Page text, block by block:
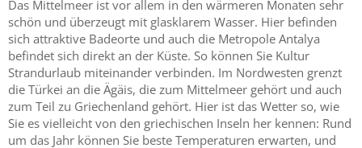
Das Mittelmeer ist vor allem in den wärmeren Monaten sehr
schön und überzeugt mit glasklarem Wasser. Hier befinden
sich attraktive Badeorte und auch die Metropole Antalya
befindet sich direkt an der Küste. So können Sie Kultur
Strandurlaub miteinander verbinden. Im Nordwesten grenzt
die Türkei an die Ägäis, die zum Mittelmeer gehört und auch
zum Teil zu Griechenland gehört. Hier ist das Wetter so, wie
Sie es vielleicht von den griechischen Inseln her kennen: Rund
um das Jahr können Sie beste Temperaturen erwarten, und